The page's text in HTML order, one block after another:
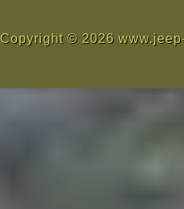
Copyright © 2026